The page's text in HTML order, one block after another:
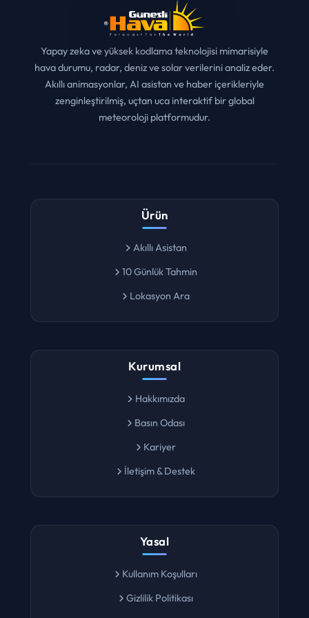
Yapay zeka ve yüksek kodlama teknolojisi mimarisiyle
hava durumu, radar, deniz ve solar verilerini analiz eder.
Akıllı animasyonlar, AI asistan ve haber içerikleriyle
zenginleştirilmiş, uçtan uca interaktif bir global
Ürün
Kurumsal
Yasal